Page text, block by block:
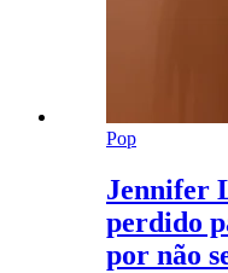
Pop
Jennifer
perdido
por não